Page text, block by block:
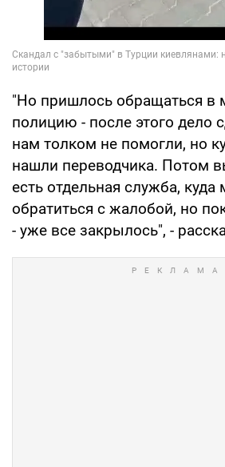
"Но пришлось обращаться в
полицию - после этого дело
нам толком не помогли, но
нашли переводчика. Потом
есть отдельная служба,
обратиться с жалобой, но
- уже все закрылось", -